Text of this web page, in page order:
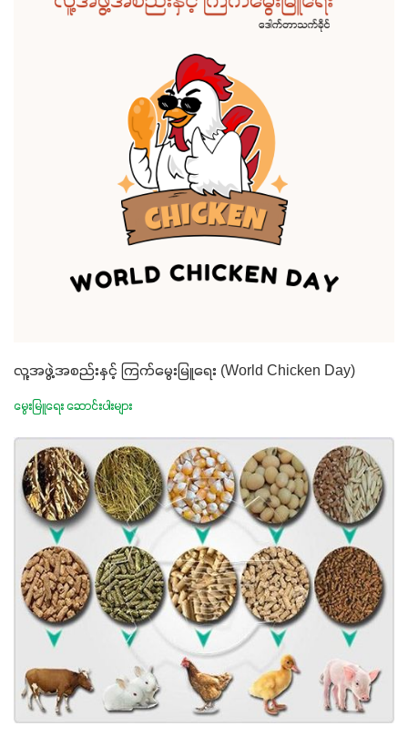
လူ့အဖွဲ့အစည်းနှင့် ကြက်မွေးမြူရေး (World Chicken Day)
မွေးမြူရေး ဆောင်းပါးများ